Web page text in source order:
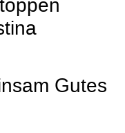
Gutes